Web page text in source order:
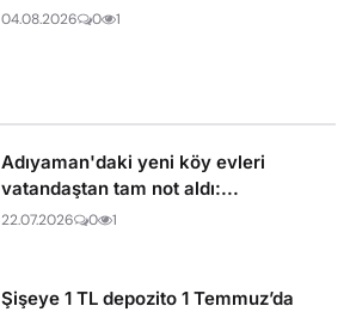
04.08.2026 0 1
Adıyaman'daki yeni köy evleri
vatandaştan tam not aldı:...
22.07.2026 0 1
Şişeye 1 TL depozito 1 Temmuz’da